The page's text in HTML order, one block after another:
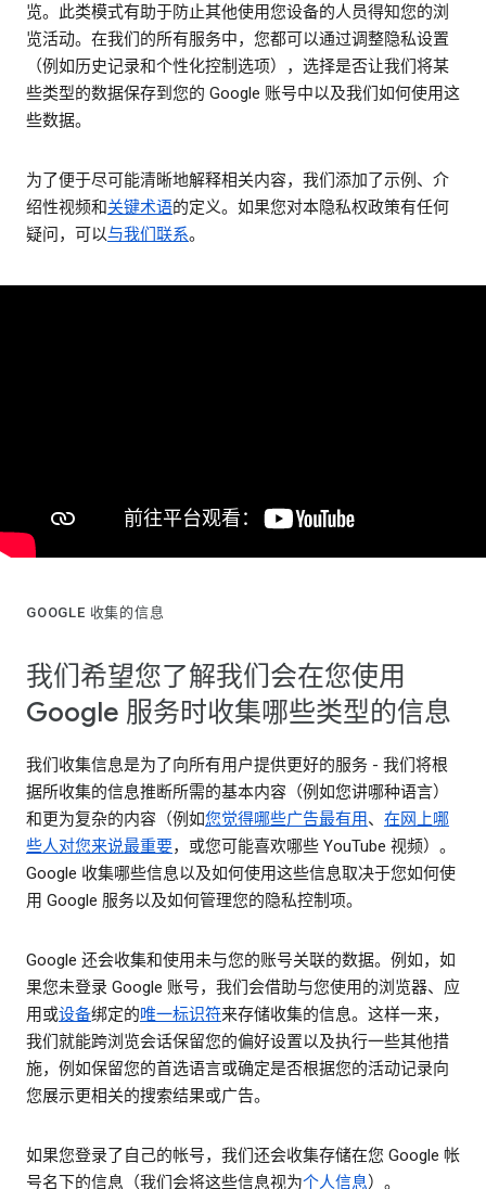
览。此类模式有助于防止其他使用您设备的人员得知您的浏
览活动。在我们的所有服务中，您都可以通过调整隐私设置
（例如历史记录和个性化控制选项），选择是否让我们将某
些类型的数据保存到您的 Google 账号中以及我们如何使用这
些数据。
为了便于尽可能清晰地解释相关内容，我们添加了示例、介
绍性视频和关键术语的定义。如果您对本隐私权政策有任何
疑问，可以与我们联系。
GOOGLE 收集的信息
我们希望您了解我们会在您使用
Google 服务时收集哪些类型的信息
我们收集信息是为了向所有用户提供更好的服务 - 我们将根
据所收集的信息推断所需的基本内容（例如您讲哪种语言）
和更为复杂的内容（例如您觉得哪些广告最有用、 在网上哪
些人对您来说最重要，或您可能喜欢哪些 YouTube 视频）。
Google 收集哪些信息以及如何使用这些信息取决于您如何使
用 Google 服务以及如何管理您的隐私控制项。
Google 还会收集和使用未与您的账号关联的数据。例如，如
果您未登录 Google 账号，我们会借助与您使用的浏览器、应
用或设备绑定的唯一标识符来存储收集的信息。这样一来，
我们就能跨浏览会话保留您的偏好设置以及执行一些其他措
施，例如保留您的首选语言或确定是否根据您的活动记录向
您展示更相关的搜索结果或广告。
如果您登录了自己的帐号，我们还会收集存储在您 Google 帐
号名下的信息（我们会将这些信息视为个人信息）。